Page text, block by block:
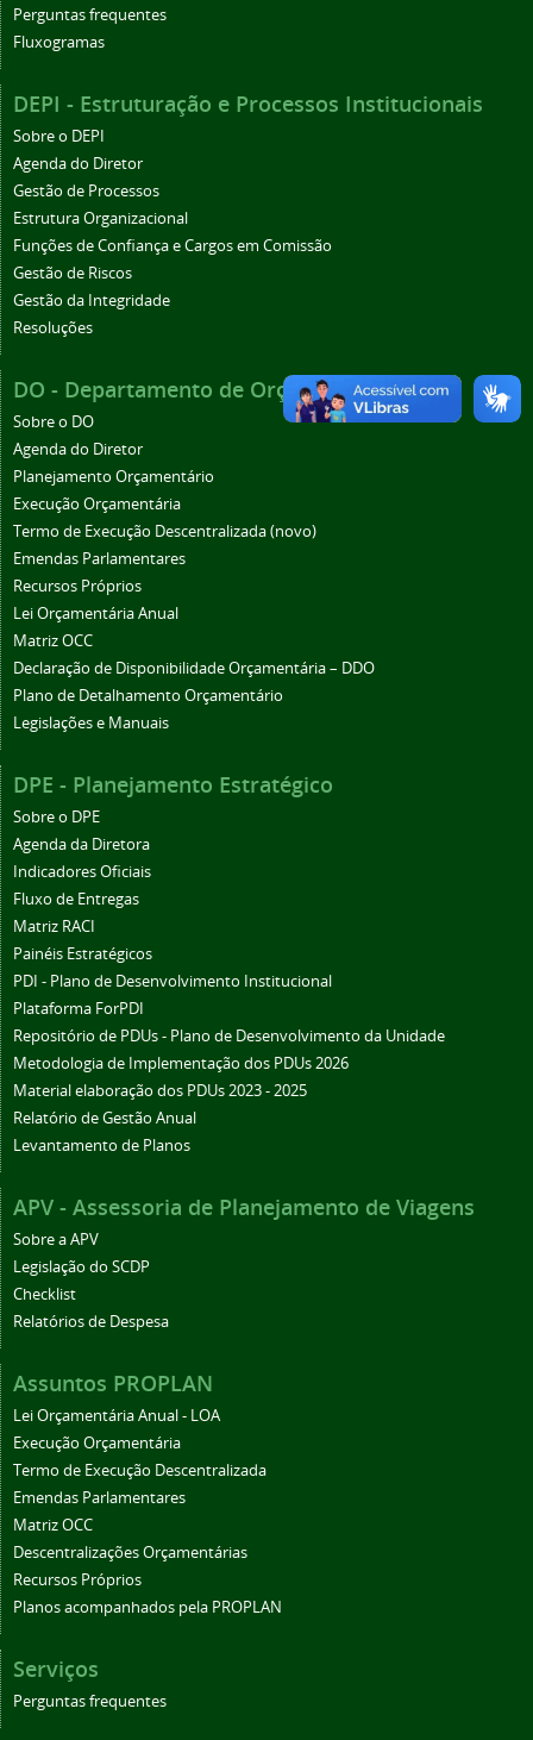
Perguntas frequentes
Fluxogramas
DEPI - Estruturação e Processos Institucionais
Sobre o DEPI
Agenda do Diretor
Gestão de Processos
Estrutura Organizacional
Funções de Confiança e Cargos em Comissão
Gestão de Riscos
Gestão da Integridade
Resoluções
DO - Departamento de Orçamento
Sobre o DO
Agenda do Diretor
Planejamento Orçamentário
Execução Orçamentária
Termo de Execução Descentralizada (novo)
Emendas Parlamentares
Recursos Próprios
Lei Orçamentária Anual
Matriz OCC
Declaração de Disponibilidade Orçamentária – DDO
Plano de Detalhamento Orçamentário
Legislações e Manuais
DPE - Planejamento Estratégico
Sobre o DPE
Agenda da Diretora
Indicadores Oficiais
Fluxo de Entregas
Matriz RACI
Painéis Estratégicos
PDI - Plano de Desenvolvimento Institucional
Plataforma ForPDI
Repositório de PDUs - Plano de Desenvolvimento da Unidade
Metodologia de Implementação dos PDUs 2026
Material elaboração dos PDUs 2023 - 2025
Relatório de Gestão Anual
Levantamento de Planos
APV - Assessoria de Planejamento de Viagens
Sobre a APV
Legislação do SCDP
Checklist
Relatórios de Despesa
Assuntos PROPLAN
Lei Orçamentária Anual - LOA
Execução Orçamentária
Termo de Execução Descentralizada
Emendas Parlamentares
Matriz OCC
Descentralizações Orçamentárias
Recursos Próprios
Planos acompanhados pela PROPLAN
Serviços
Perguntas frequentes